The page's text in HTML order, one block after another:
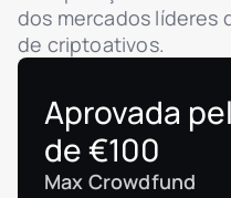
dos mercados líderes
de criptoativos.
Aprovada
de €100
Max Crowdfund